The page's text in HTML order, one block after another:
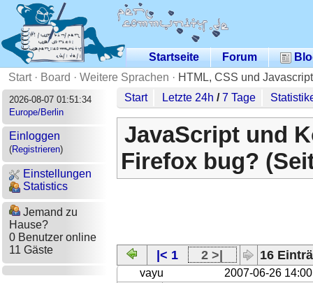
Startseite Forum
Start· Board · Weitere Sprachen · HTML, CSS und Javascript
2026-08-07 01:51:34
Europe/Berlin
Einloggen
(Registrieren)
Einstellungen
Statistics
Jemand zu
Hause?
0 Benutzer online
11 Gäste
Start Letzte 24h /7 Tage
JavaScript und
Firefox bug?
|< 1 2 >| 16
vayu 2007-06-26 14:00